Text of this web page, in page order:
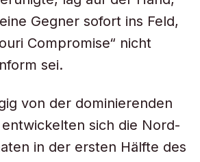
Gegner sofort ins Feld,
Compromise“ nicht
sei.
von der dominierenden
sich die Nord-
in der ersten Hälfte des